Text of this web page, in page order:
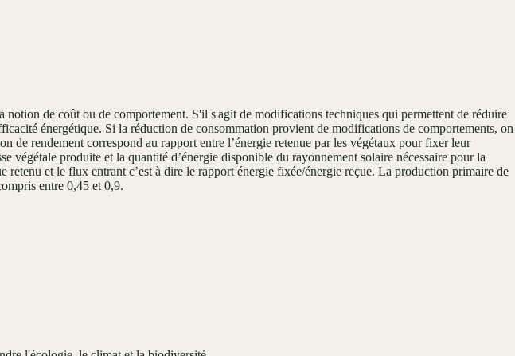
de coût ou de comportement. S'il s'agit de modifications techniques qui permettent de réduire
énergétique. Si la réduction de consommation provient de modifications de comportements, on
rendement correspond au rapport entre l’énergie retenue par les végétaux pour fixer leur
végétale produite et la quantité d’énergie disponible du rayonnement solaire nécessaire pour la
et le flux entrant c’est à dire le rapport énergie fixée/énergie reçue. La production primaire de
entre 0,45 et 0,9.